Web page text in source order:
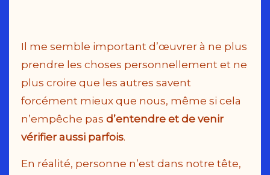
Il me semble important d’œuvrer à ne plus
prendre les choses personnellement et ne
plus croire que les autres savent
forcément mieux que nous, même si cela
n’empêche pas d’entendre et de venir
vérifier aussi parfois.
En réalité, personne n’est dans notre tête,